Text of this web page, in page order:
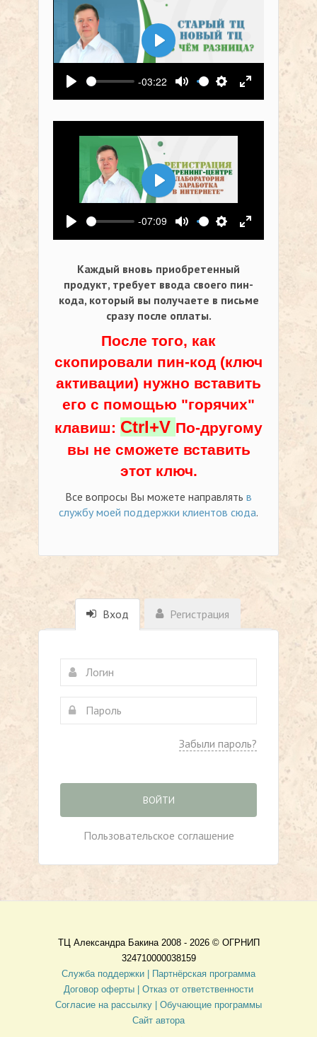
Воспроизвести
-03:22
Выключить звук
Настройки
На весь
Воспроизвести
Воспроизвести
-07:09
Выключить звук
Настройки
На весь
Воспроизвести
Каждый вновь приобретенный
продукт, требует ввода своего пин-
кода, который вы получаете в письме
сразу после оплаты.
После того, как
скопировали пин-код (ключ
активации) нужно вставить
его с помощью "горячих"
клавиш: Ctrl+V По-другому
вы не сможете вставить
этот ключ.
Все вопросы Вы можете направлять в
службу моей поддержки клиентов сюда.
Вход Регистрация
Забыли пароль?
ВОЙТИ
Пользовательское соглашение
ТЦ Александра Бакина 2008 - 2026 © ОГРНИП
324710000038159
Служба поддержки |
Партнёрская программа
Договор оферты
| Отказ от ответственности
Согласие на рассылку | Обучающие программы
Сайт автора